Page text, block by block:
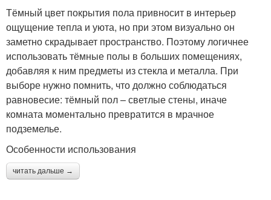
Тёмный цвет покрытия пола привносит в интерьер
ощущение тепла и уюта, но при этом визуально он
заметно скрадывает пространство. Поэтому логичнее
использовать тёмные полы в больших помещениях,
добавляя к ним предметы из стекла и металла. При
выборе нужно помнить, что должно соблюдаться
равновесие: тёмный пол – светлые стены, иначе
комната моментально превратится в мрачное
подземелье.
Особенности использования
читать дальше →